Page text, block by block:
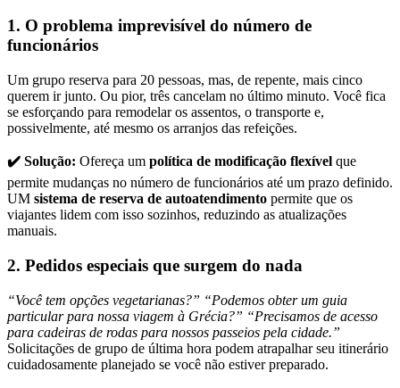
1. O problema imprevisível do número de
funcionários
Um grupo reserva para 20 pessoas, mas, de repente, mais cinco
querem ir junto. Ou pior, três cancelam no último minuto. Você fica
se esforçando para remodelar os assentos, o transporte e,
possivelmente, até mesmo os arranjos das refeições.
✔️ Solução: Ofereça um política de modificação flexível que
permite mudanças no número de funcionários até um prazo definido.
UM sistema de reserva de autoatendimento permite que os
viajantes lidem com isso sozinhos, reduzindo as atualizações
manuais.
2. Pedidos especiais que surgem do nada
“Você tem opções vegetarianas?” “Podemos obter um guia
particular para nossa viagem à Grécia?” “Precisamos de acesso
para cadeiras de rodas para nossos passeios pela cidade.”
Solicitações de grupo de última hora podem atrapalhar seu itinerário
cuidadosamente planejado se você não estiver preparado.